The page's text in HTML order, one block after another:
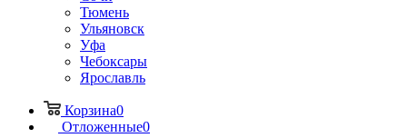
Тюмень
Ульяновск
Уфа
Чебоксары
Ярославль
Корзина0
Отложенные0